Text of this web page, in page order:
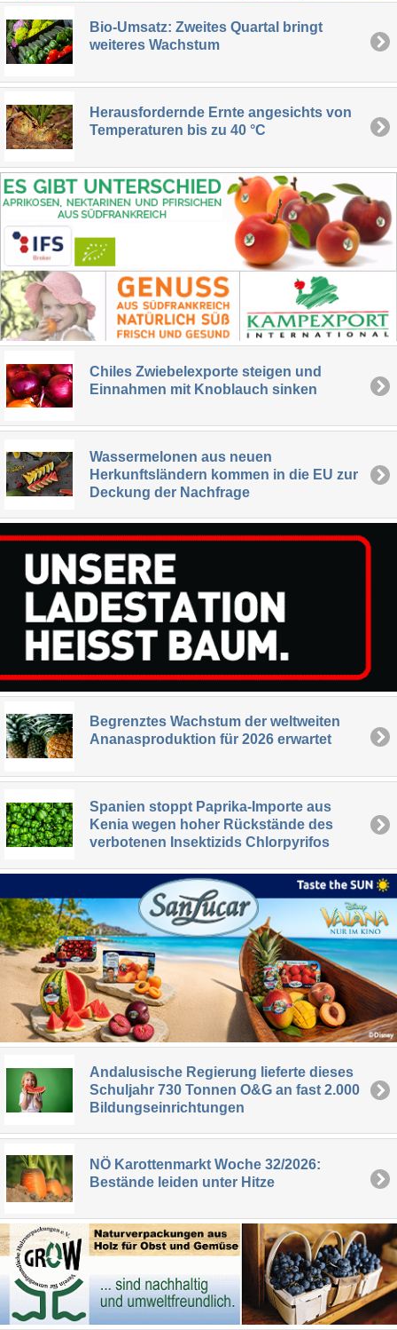
Bio-Umsatz: Zweites Quartal bringt
weiteres Wachstum
Herausfordernde Ernte angesichts von
Temperaturen bis zu 40 °C
Chiles Zwiebelexporte steigen und
Einnahmen mit Knoblauch sinken
Wassermelonen aus neuen
Herkunftsländern kommen in die EU zur
Deckung der Nachfrage
Begrenztes Wachstum der weltweiten
Ananasproduktion für 2026 erwartet
Spanien stoppt Paprika-Importe aus
Kenia wegen hoher Rückstände des
verbotenen Insektizids Chlorpyrifos
Andalusische Regierung lieferte dieses
Schuljahr 730 Tonnen O&G an fast 2.000
Bildungseinrichtungen
NÖ Karottenmarkt Woche 32/2026:
Bestände leiden unter Hitze